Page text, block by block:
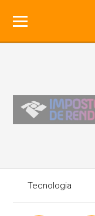
Tecnologia